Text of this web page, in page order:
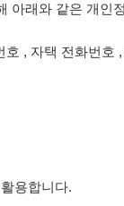
아래와 같은 개인
, 자택 전화번호
용합니다.